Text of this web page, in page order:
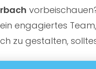
engagiertes
zu gestalten,